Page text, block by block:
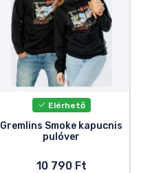
Elérhető
Gremlins Smoke kapucnis
pulóver
10 790 Ft